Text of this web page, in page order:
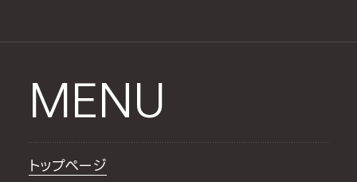
MENU
トップページ